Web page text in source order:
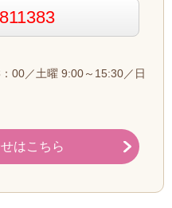
00／土曜 9:00～15:30／日
はこちら